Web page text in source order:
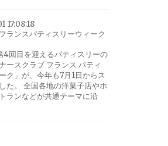
17:08:18
ランスパティスリーウィーク
回目を迎えるパティスリーの
ースクラブ フランス パティ
ク」が、今年も7月1日からス
た。 全国各地の洋菓子店やホ
ランなどが共通テーマに沿